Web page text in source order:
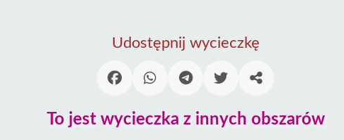
Udostępnij wycieczkę
To jest wycieczka z innych obszarów